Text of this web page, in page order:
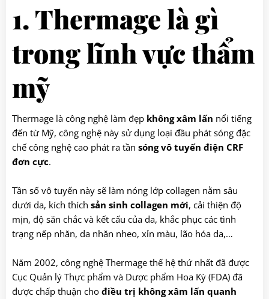
1. Thermage là gì
trong lĩnh vực thẩm
mỹ
Thermage là công nghệ làm đẹp không xâm lấn nổi tiếng
đến từ Mỹ, công nghệ này sử dụng loại đầu phát sóng đặc
chế công nghệ cao phát ra tần sóng vô tuyến điện CRF
đơn cực.
Tần số vô tuyến này sẽ làm nóng lớp collagen nằm sâu
dưới da, kích thích sản sinh collagen mới, cải thiện độ
mịn, độ săn chắc và kết cấu của da, khắc phục các tình
trạng nếp nhăn, da nhăn nheo, xỉn màu, lão hóa da,…
Năm 2002, công nghệ Thermage thế hệ thứ nhất đã được
Cục Quản lý Thực phẩm và Dược phẩm Hoa Kỳ (FDA) đã
được chấp thuận cho điều trị không xâm lấn quanh